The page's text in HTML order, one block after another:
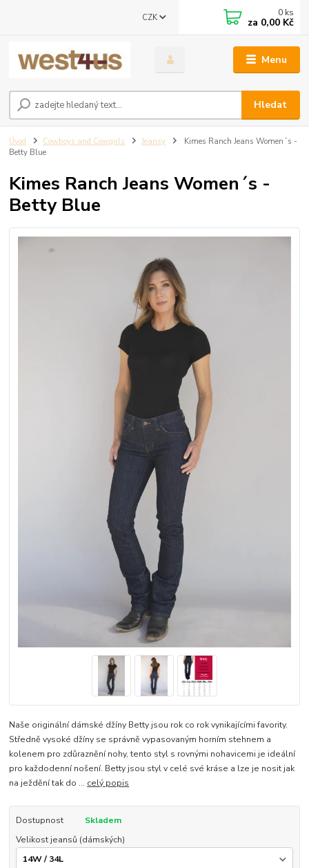
Menu
CZK
Hledat
0 ks
za 0,00 Kč
Úvod Cowboys and Cowgirls Jeansy
Kimes Ranch Jeans Women´s -
Betty Blue
Kimes Ranch Jeans Women´s -
Betty Blue
Naše originální dámské džíny Betty jsou rok co rok vynikajícími favority.
Středně vysoké džíny se správně vypasovaným horním stehnem a
kolenem pro zdůraznění nohy, tento styl s rovnými nohavicemi je ideální
pro každodenní nošení. Betty jsou styl v celé své kráse a lze je nosit jak
na ježdění tak do ... celý popis
Dostupnost
Skladem
Velikost jeansů (dámských)